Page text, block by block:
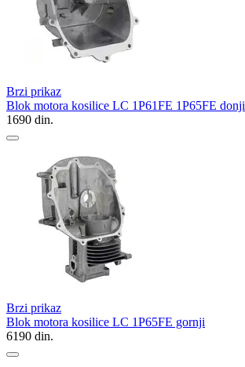
Brzi prikaz
Blok motora kosilice LC 1P61FE 1P65FE donji
1690 din.
Brzi prikaz
Blok motora kosilice LC 1P65FE gornji
6190 din.